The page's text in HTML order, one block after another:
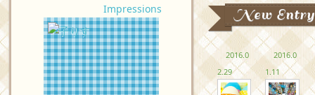
Impressions
New Entry
2016.0
2.29
2016.0
1.11